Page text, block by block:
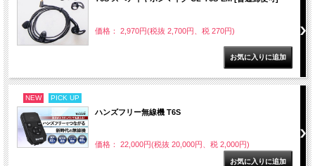
価格： 2,970円(税抜 2,700円、税 270円)
NEW PICK UP
ハンズフリー無線機 T6S
価格： 22,000円(税抜 20,000円、税 2,000円)